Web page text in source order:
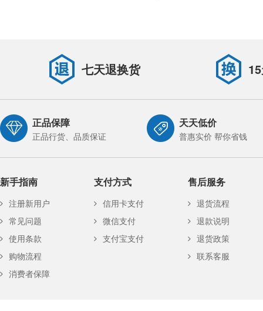
七天退换货
正品保障
正品行货、品质保证
天天低价
普惠实价 帮你省钱
新手指南
注册新用户
常见问题
使用条款
购物流程
消费者保障
支付方式
信用卡支付
微信支付
支付宝支付
售后服务
退货流程
退款说明
退货政策
联系客服